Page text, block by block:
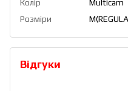
Колір
Multicam
Розміри
Відгуки